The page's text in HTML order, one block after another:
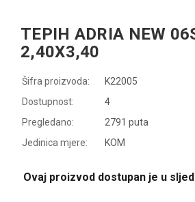
TEPIH ADRIA NEW
2,40X3,40
Šifra proizvoda:
K22005
Dostupnost:
4
Pregledano:
2791 puta
Jedinica mjere:
KOM
Ovaj proizvod dostupan je u